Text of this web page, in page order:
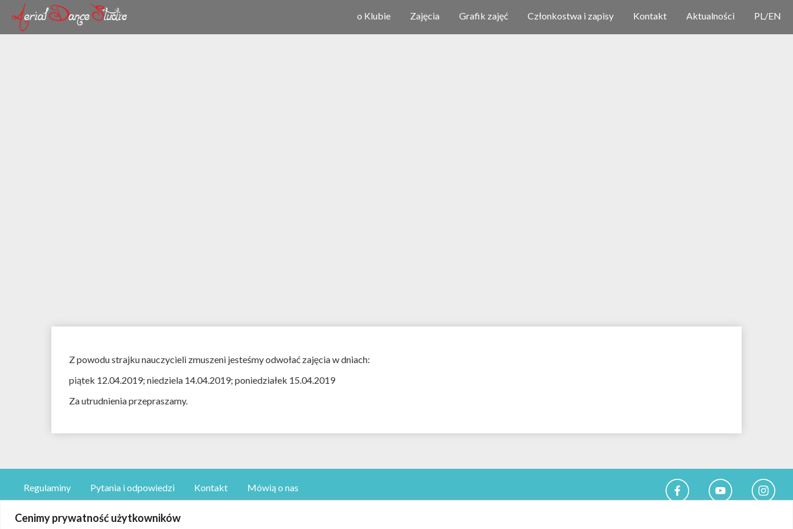
Cenimy prywatność użytkowników
o Klubie Zajęcia Grafik zajęć Członkostwa i zapisy Kontakt Aktualności PL/EN
Z powodu strajku nauczycieli zmuszeni jesteśmy odwołać zajęcia w dniach:
piątek 12.04.2019; niedziela 14.04.2019; poniedziałek 15.04.2019
Za utrudnienia przepraszamy.
Regulaminy Pytania i odpowiedzi Kontakt Mówią o nas